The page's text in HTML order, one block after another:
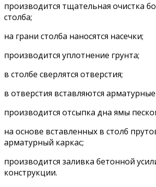
производится тщательная очистка
столба;
на грани столба наносятся насечки;
производится уплотнение грунта;
в столбе сверлятся отверстия;
в отверстия вставляются
производится отсыпка дна ямы
на основе вставленных в столб
арматурный каркас;
производится заливка бетонной
конструкции.